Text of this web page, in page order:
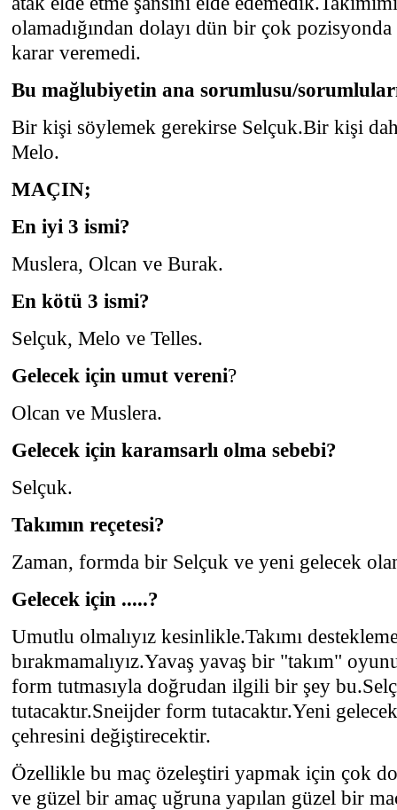
olamadığından dolayı dün bir çok pozisyonda
karar veremedi.
Bu mağlubiyetin ana sorumlusu/
Bir kişi söylemek gerekirse Selçuk.Bir kişi
Melo.
MAÇIN;
En iyi 3 ismi?
Muslera, Olcan ve Burak.
En kötü 3 ismi?
Selçuk, Melo ve Telles.
Gelecek için umut vereni?
Olcan ve Muslera.
Gelecek için karamsarlı olma sebebi?
Selçuk.
Takımın reçetesi?
Zaman, formda bir Selçuk ve yeni gelecek
Gelecek için .....?
Umutlu olmalıyız kesinlikle.Takımı
bırakmamalıyız.Yavaş yavaş bir "takım"
form tutmasıyla doğrudan ilgili bir şey
tutacaktır.Sneijder form tutacaktır.Yeni
çehresini değiştirecektir.
Özellikle bu maç özeleştiri yapmak için çok
ve güzel bir amaç uğruna yapılan güzel bir